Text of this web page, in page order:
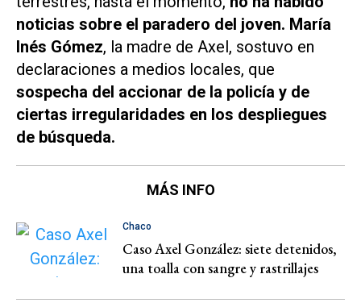
noticias sobre el paradero del joven. María
Inés Gómez, la madre de Axel, sostuvo en
declaraciones a medios locales, que
sospecha del accionar de la policía y de
ciertas irregularidades en los despliegues
de búsqueda.
MÁS INFO
Chaco
Caso Axel González: siete detenidos,
una toalla con sangre y rastrillajes